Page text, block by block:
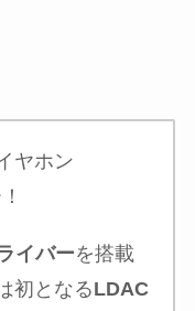
ヤホン
イバーを搭載
初となるLDAC